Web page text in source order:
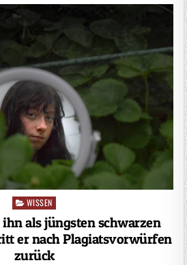
Posted
WISSEN
als jüngsten schwarzen
er nach Plagiatsvorwürfen
zurück